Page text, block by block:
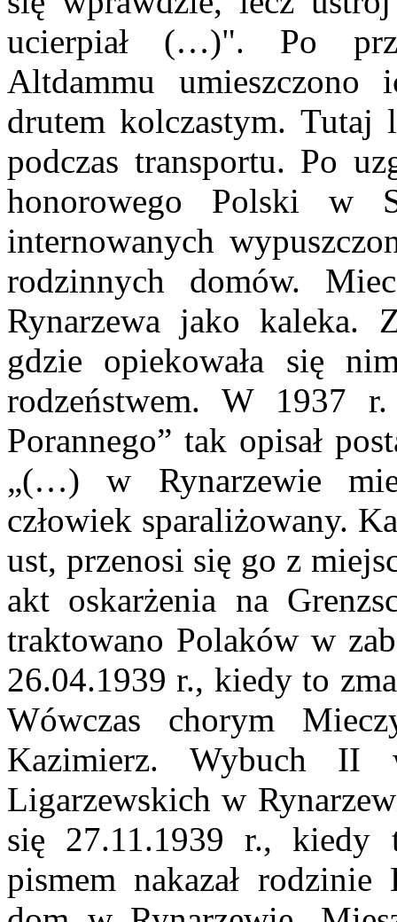
ucierpiał (…)". Po
Altdammu
drutem kolczastym.
podczas transportu. Po
honorowego Polski w
internowanych
rodzinnych domów.
Rynarzewa jako kaleka.
gdzie opiekowała się
rodzeństwem. W 1937
Porannego” tak opisał
„(…) w Rynarzewie
człowiek sparaliżowany.
ust, przenosi się go z
akt oskarżenia na
traktowano Polaków w
26.04.1939 r., kiedy to
Wówczas chorym
Kazimierz. Wybuch II
Ligarzewskich w
się 27.11.1939 r., kiedy
pismem nakazał